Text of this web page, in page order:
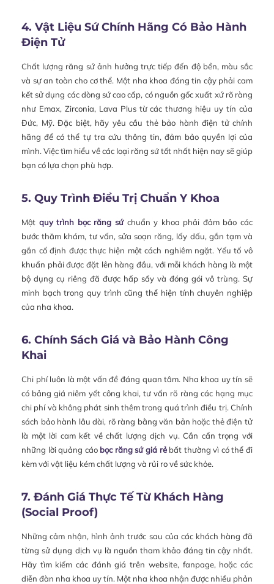
4. Vật Liệu Sứ Chính Hãng Có Bảo Hành
Điện Tử
Chất lượng răng sứ ảnh hưởng trực tiếp đến độ bền, màu sắc
và sự an toàn cho cơ thể. Một nha khoa đáng tin cậy phải cam
kết sử dụng các dòng sứ cao cấp, có nguồn gốc xuất xứ rõ ràng
như Emax, Zirconia, Lava Plus từ các thương hiệu uy tín của
Đức, Mỹ. Đặc biệt, hãy yêu cầu thẻ bảo hành điện tử chính
hãng để có thể tự tra cứu thông tin, đảm bảo quyền lợi của
mình. Việc tìm hiểu về các loại răng sứ tốt nhất hiện nay sẽ giúp
bạn có lựa chọn phù hợp.
5. Quy Trình Điều Trị Chuẩn Y Khoa
Một quy trình bọc răng sứchuẩn y khoa phải đảm bảo các
bước thăm khám, tư vấn, sửa soạn răng, lấy dấu, gắn tạm và
gắn cố định được thực hiện một cách nghiêm ngặt. Yếu tố vô
khuẩn phải được đặt lên hàng đầu, với mỗi khách hàng là một
bộ dụng cụ riêng đã được hấp sấy và đóng gói vô trùng. Sự
minh bạch trong quy trình cũng thể hiện tính chuyên nghiệp
của nha khoa.
6. Chính Sách Giá và Bảo Hành Công
Khai
Chi phí luôn là một vấn đề đáng quan tâm. Nha khoa uy tín sẽ
có bảng giá niêm yết công khai, tư vấn rõ ràng các hạng mục
chi phí và không phát sinh thêm trong quá trình điều trị. Chính
sách bảo hành lâu dài, rõ ràng bằng văn bản hoặc thẻ điện tử
là một lời cam kết về chất lượng dịch vụ. Cần cẩn trọng với
những lời quảng cáo bọc răng sứ giá rẻbất thường vì có thể đi
kèm với vật liệu kém chất lượng và rủi ro về sức khỏe.
7. Đánh Giá Thực Tế Từ Khách Hàng
(Social Proof)
Những cảm nhận, hình ảnh trước sau của các khách hàng đã
từng sử dụng dịch vụ là nguồn tham khảo đáng tin cậy nhất.
Hãy tìm kiếm các đánh giá trên website, fanpage, hoặc các
diễn đàn nha khoa uy tín. Một nha khoa nhận được nhiều phản